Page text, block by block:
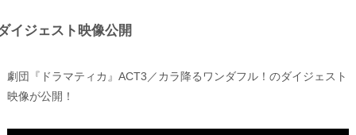
イジェスト映像公開
劇団『ドラマティカ』ACT3／カラ降るワンダフル！のダイジェスト
映像が公開！